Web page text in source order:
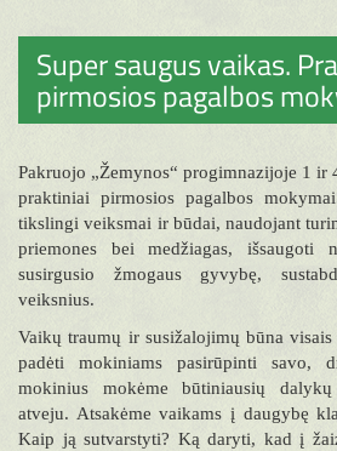
Super saugus vaikas.
pirmosios pagalbos
Pakruojo „Žemynos“ progimnazijoje 1 ir
praktiniai pirmosios pagalbos
tikslingi veiksmai ir būdai, naudojant
priemones bei medžiagas, išsaugoti
susirgusio žmogaus gyvybę,
veiksnius.
Vaikų traumų ir susižalojimų būna
padėti mokiniams pasirūpinti savo,
mokinius mokėme būtiniausių
atveju. Atsakėme vaikams į daugybę
Kaip ją sutvarstyti? Ką daryti, kad į